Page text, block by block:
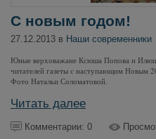
С новым годом!
27.12.2013 в Наши современники
Юные верховажане Ксюша Попова и
читателей газеты с наступающим Новым
Фото Натальи Соломатовой.
Читать далее
Комментарии: 0